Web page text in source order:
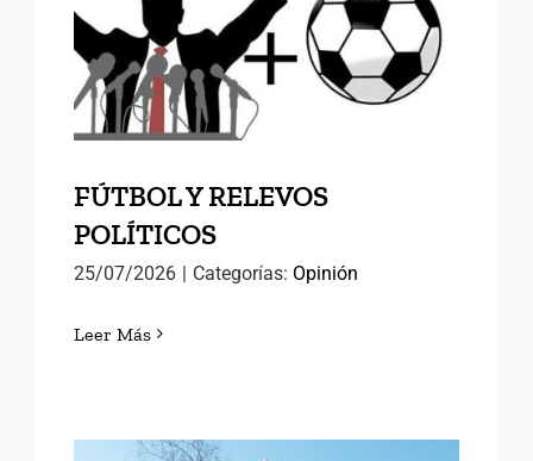
FÚTBOL Y RELEVOS
POLÍTICOS
FÚTBOL Y RELEVOS
POLÍTICOS
25/07/2026 | Categorías: Opinión
Leer Más